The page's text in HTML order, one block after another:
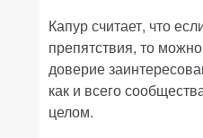
Капур считает, что
препятствия, то
доверие
как и всего
целом.